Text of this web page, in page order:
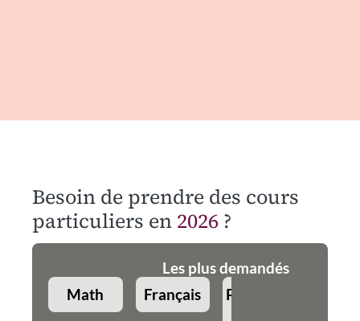
Besoin de prendre des cours
particuliers en 2026 ?
Les plus demandés
Math
Français
Physique-